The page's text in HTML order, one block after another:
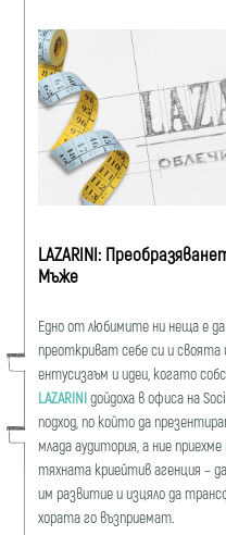
LAZARINI:
Мъже
Едно от любимите ни неща е
преоткриват себе си и
ентусизаъм и идеи, когато
LAZARINI дойдоха в офиса на
подход, по който да
млада аудитория, а ние
тяхната криейтив агенция –
им развитие и изцяло да
хората го възприемат.